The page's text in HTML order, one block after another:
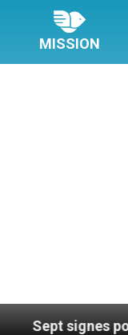
MISSION
pour repérer